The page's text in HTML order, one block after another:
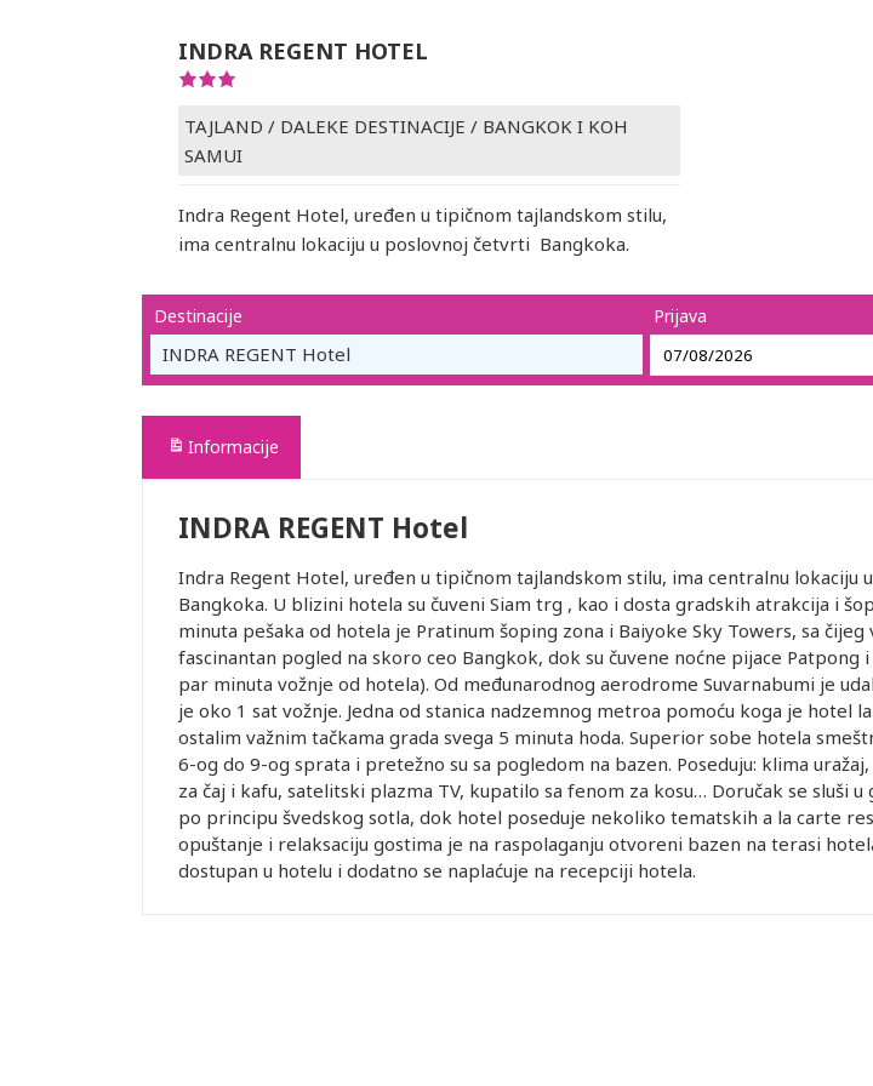
INDRA REGENT HOTEL
TAJLAND / DALEKE DESTINACIJE / BANGKOK I KOH
SAMUI
Indra Regent Hotel, uređen u tipičnom tajlandskom stilu,
ima centralnu lokaciju u poslovnoj četvrti Bangkoka.
Destinacije
INDRA REGENT Hotel
Prijava
Informacije
INDRA REGENT Hotel
Indra Regent Hotel, uređen u tipičnom tajlandskom stilu, ima centralnu lokaciju
Bangkoka. U blizini hotela su čuveni Siam trg , kao i dosta gradskih atrakcija i
minuta pešaka od hotela je Pratinum šoping zona i Baiyoke Sky Towers, sa čijeg
fascinantan pogled na skoro ceo Bangkok, dok su čuvene noćne pijace Patpong
par minuta vožnje od hotela). Od međunarodnog aerodrome Suvarnabumi je
je oko 1 sat vožnje. Jedna od stanica nadzemnog metroa pomoću koga je hotel
ostalim važnim tačkama grada svega 5 minuta hoda. Superior sobe hotela
6-og do 9-og sprata i pretežno su sa pogledom na bazen. Poseduju: klima
za čaj i kafu, satelitski plazma TV, kupatilo sa fenom za kosu… Doručak se sluši
po principu švedskog sotla, dok hotel poseduje nekoliko tematskih a la carte
opuštanje i relaksaciju gostima je na raspolaganju otvoreni bazen na terasi
dostupan u hotelu i dodatno se naplaćuje na recepciji hotela.